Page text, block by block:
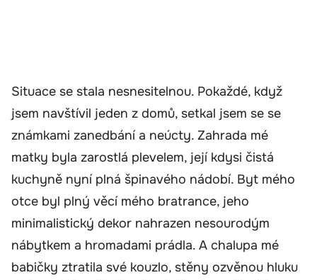
Situace se stala nesnesitelnou. Pokaždé, když
jsem navštívil jeden z domů, setkal jsem se se
známkami zanedbání a neúcty. Zahrada mé
matky byla zarostlá plevelem, její kdysi čistá
kuchyně nyní plná špinavého nádobí. Byt mého
otce byl plný věcí mého bratrance, jeho
minimalistický dekor nahrazen nesourodým
nábytkem a hromadami prádla. A chalupa mé
babičky ztratila své kouzlo, stěny ozvěnou hluku